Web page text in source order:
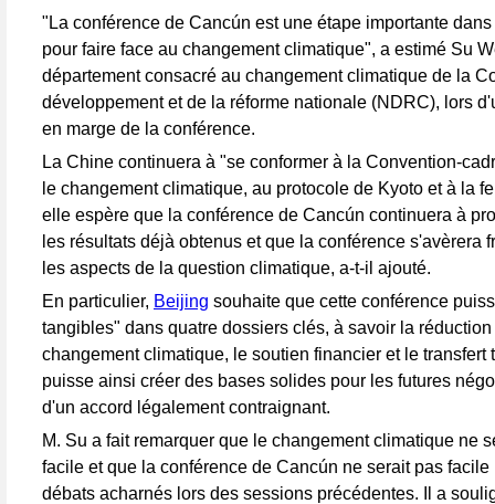
"La conférence de Cancún est une étape importante
pour faire face au changement climatique", a estimé Su
département consacré au changement climatique de la
développement et de la réforme nationale (NDRC), lors
en marge de la conférence.
La Chine continuera à "se conformer à la Convention-
le changement climatique, au protocole de Kyoto et à la
elle espère que la conférence de Cancún continuera à
les résultats déjà obtenus et que la conférence s'avèrera
les aspects de la question climatique, a-t-il ajouté.
En particulier, Beijing souhaite que cette conférence
tangibles" dans quatre dossiers clés, à savoir la
changement climatique, le soutien financier et le transfert
puisse ainsi créer des bases solides pour les futures
d'un accord légalement contraignant.
M. Su a fait remarquer que le changement climatique ne
facile et que la conférence de Cancún ne serait pas
débats acharnés lors des sessions précédentes. Il a